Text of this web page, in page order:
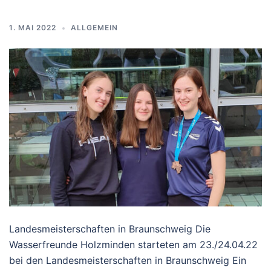
1. MAI 2022 ALLGEMEIN
Landesmeisterschaften in Braunschweig Die
Wasserfreunde Holzminden starteten am 23./24.04.22
bei den Landesmeisterschaften in Braunschweig Ein